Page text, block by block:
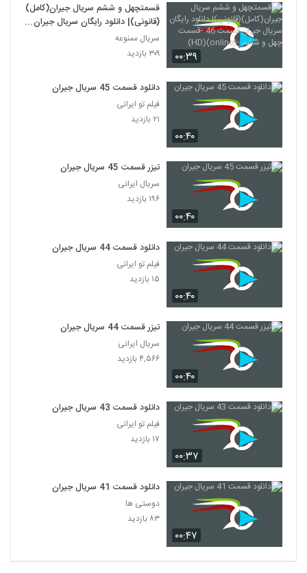
۰۰:۳۹
قسمتچهل و ششم سریال جیران(کامل)
(قانونی)| دانلود رایگان سریال جیران
قسمت 46 -قسمت چهل و ششم -
(online)(HD)
سریال ممنوعه
۳۰۹ بازدید
۰۰:۴۰
دانلود قسمت 45 سریال جیران
فیلم تو ایرانی
۲۱ بازدید
۰۰:۴۰
تیزر قسمت 45 سریال جیران
سریال ایرانی
۱۹۶ بازدید
۰۰:۴۰
دانلود قسمت 44 سریال جیران
فیلم تو ایرانی
۱۵ بازدید
۰۰:۴۰
تیزر قسمت 44 سریال جیران
سریال ایرانی
۴,۵۶۶ بازدید
۰۰:۳۷
دانلود قسمت 43 سریال جیران
فیلم تو ایرانی
۱۷ بازدید
۰۰:۴۷
دانلود قسمت 41 سریال جیران
دوستی ها
۸۳ بازدید